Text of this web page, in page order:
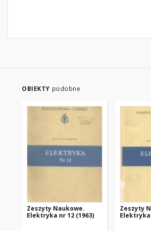
OBIEKTY podobne
Zeszyty Naukowe.
Elektryka nr 12 (1963)
Zeszyty
Elektryka